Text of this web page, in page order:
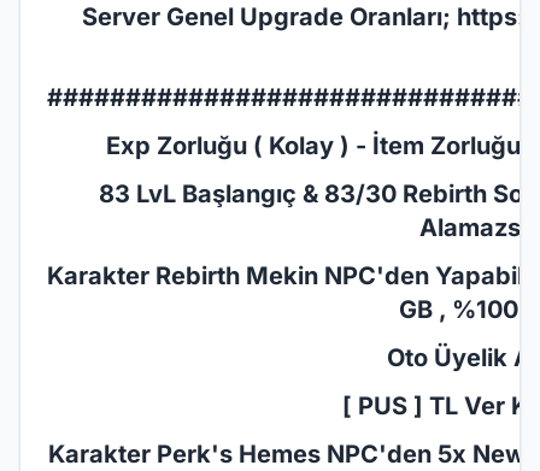
Server Genel Upgrade Oranları;
Exp Zorluğu ( Kolay ) - İtem Zorluğu
83 LvL Başlangıç & 83/30 Rebirth
Karakter Rebirth Mekin NPC'den
GB , %100
Oto Üyelik
[ PUS ] TL Ver
Karakter Perk's Hemes NPC'den 5x New